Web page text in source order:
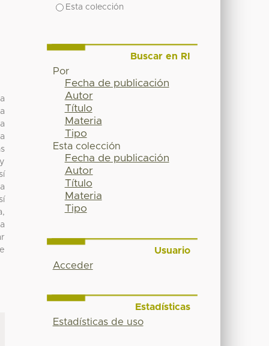
Esta colección
Buscar en RI
Por
Fecha de publicación
Autor
Título
Materia
Tipo
Esta colección
Fecha de publicación
Autor
Título
Materia
Tipo
Usuario
Acceder
Estadísticas
Estadísticas de uso